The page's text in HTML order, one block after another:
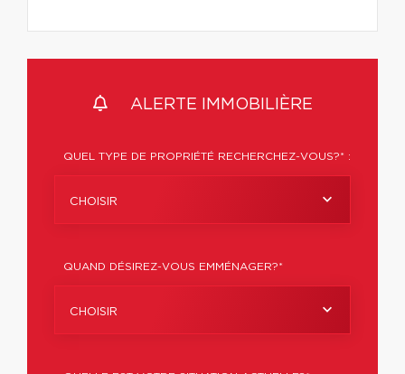
ALERTE IMMOBILIÈRE
QUEL TYPE DE PROPRIÉTÉ RECHERCHEZ-VOUS?* :
CHOISIR
QUAND DÉSIREZ-VOUS EMMÉNAGER?*
CHOISIR